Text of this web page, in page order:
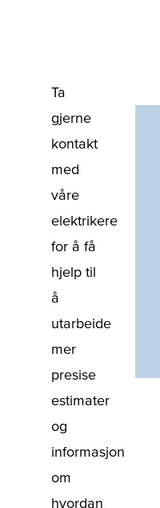
Ta
gjerne
kontakt
med
våre
elektrikere
for å få
hjelp til
å
utarbeide
mer
presise
estimater
og
informasjon
om
hvordan